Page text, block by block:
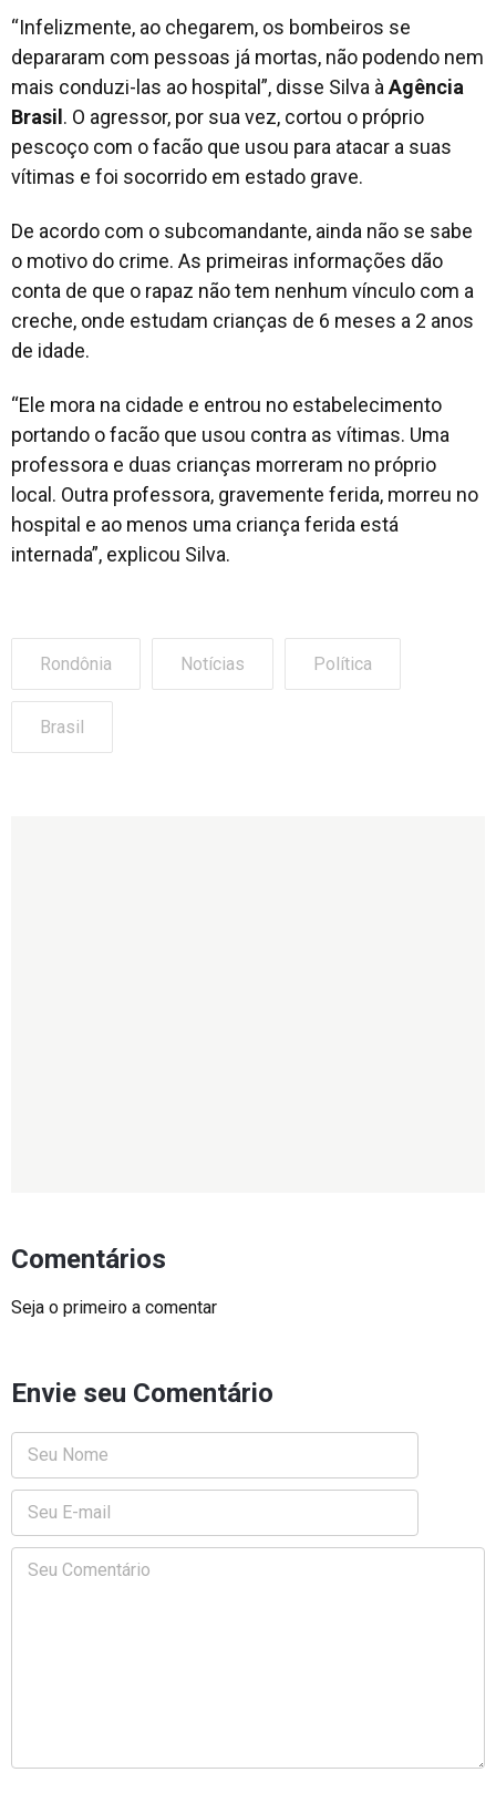
“Infelizmente, ao chegarem, os bombeiros se
depararam com pessoas já mortas, não podendo nem
mais conduzi-las ao hospital”, disse Silva à Agência
Brasil . O agressor, por sua vez, cortou o próprio
pescoço com o facão que usou para atacar a suas
vítimas e foi socorrido em estado grave.
De acordo com o subcomandante, ainda não se sabe
o motivo do crime. As primeiras informações dão
conta de que o rapaz não tem nenhum vínculo com a
creche, onde estudam crianças de 6 meses a 2 anos
de idade.
“Ele mora na cidade e entrou no estabelecimento
portando o facão que usou contra as vítimas. Uma
professora e duas crianças morreram no próprio
local. Outra professora, gravemente ferida, morreu no
hospital e ao menos uma criança ferida está
internada”, explicou Silva.
Rondônia Notícias Política
Brasil
Comentários
Seja o primeiro a comentar
Envie seu Comentário